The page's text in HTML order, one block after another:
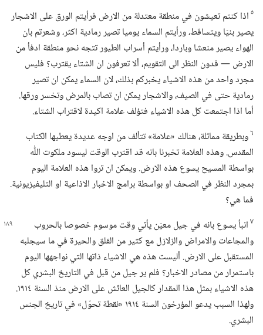
٥اذا كنتم تعيشون في منطقة معتدلة من الارض فرأيتم الورق على الاشجار
يصير بنيّا ويتساقط،‏ ورأيتم السماء يوميا تصير رمادية اكثر،‏ وشعرتم بان
الهواء يصير منعشا وباردا،‏ ورأيتم أسراب الطيور تتجه نحو منطقة ادفأ من
الارض —‏ فدون النظر الى التقويم،‏ ألا تعرفون ان الشتاء يقترب؟‏ فليس
مجرد واحد من هذه الاشياء يخبركم بذلك،‏ لان السماء يمكن ان تصير
رمادية حتى في الصيف،‏ والاشجار يمكن ان تصاب بالمرض وتخسر ورقها.‏
أما اذا اجتمعت كل هذه الاشياء فتؤلف علامة اكيدة لاقتراب الشتاء.‏
٦وبطريقة مماثلة،‏ هنالك «علامة» تتألف من اوجه عديدة يعطيها الكتاب
المقدس.‏ وهذه العلامة تخبرنا بانه قد اقترب الوقت ليسود ملكوت اللّٰه
بواسطة المسيح يسوع هذه الارض.‏ ويمكن ان تروا هذه العلامة اليوم
بمجرد النظر في الصحف او بواسطة برامج الاخبار الاذاعية او التليفيزيونية.‏
فما هي؟‏
٧انبأ يسوع بانه في جيل معيّن يأتي وقت موسوم خصوصا بالحروب
والمجاعات والامراض والزلازل مع كثير من القلق والحيرة في ما سيجلبه
المستقبل على الارض.‏ أليست هذه هي الاشياء ذاتها التي نواجهها اليوم
باستمرار من مصادر الاخبار؟‏ فلم ير جيل من قبل في التاريخ البشري كل
هذه الاشياء بمثل هذا المقدار كالجيل العائش على الارض منذ السنة ١٩١٤.‏
ولهذا السبب يدعو المؤرخون السنة ١٩١٤ «نقطة تحوّل» في تاريخ الجنس
البشري.‏